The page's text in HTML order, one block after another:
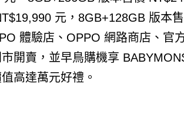
元，8GB+128GB 版本
體驗店、OPPO 網路商店、官
開賣，並早鳥購機享
高達萬元好禮。